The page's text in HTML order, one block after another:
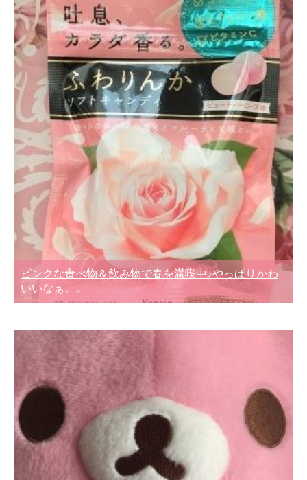
ピンクな食べ物＆飲み物で春を満喫中♪やっぱりかわ
いいなぁ。。